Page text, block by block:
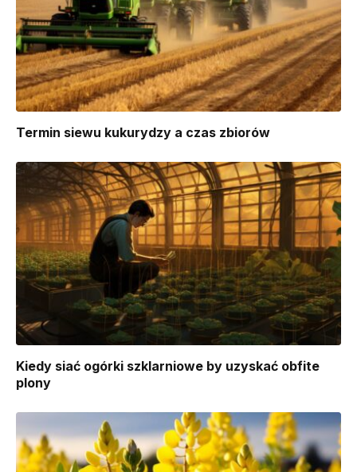
Termin siewu kukurydzy a czas zbiorów
Kiedy siać ogórki szklarniowe by uzyskać obfite
plony